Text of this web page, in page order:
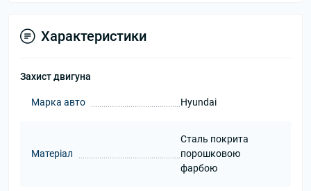
Характеристики
Захист двигуна
Марка авто Hyundai
Матеріал
Сталь покрита
порошковою
фарбою